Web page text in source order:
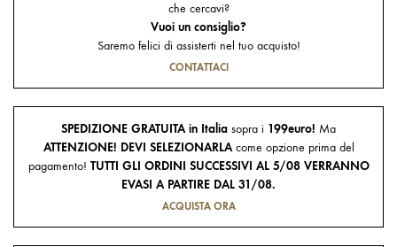
che cercavi?
Vuoi un consiglio?
Saremo felici di assisterti nel tuo acquisto!
CONTATTACI
SPEDIZIONE GRATUITA in Italia sopra i 199euro! Ma
ATTENZIONE! DEVI SELEZIONARLAcome opzione prima del
pagamento! TUTTI GLI ORDINI SUCCESSIVI AL 5/08 VERRANNO
EVASI A PARTIRE DAL 31/08.
ACQUISTA ORA